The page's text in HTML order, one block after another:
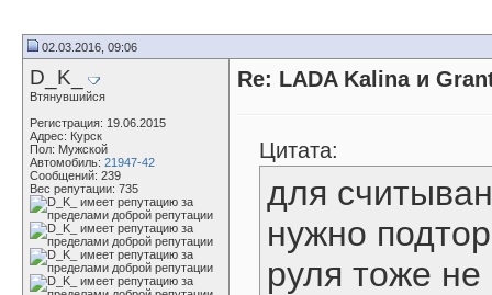
02.03.2016, 09:06
D_K_
Втянувшийся
Регистрация: 19.06.2015
Адрес: Курск
Пол: Мужской
Автомобиль: 21947-42
Сообщений: 239
Вес репутации: 735
Re: LADA Kalina и
Цитата:
для
нужно
руля тоже